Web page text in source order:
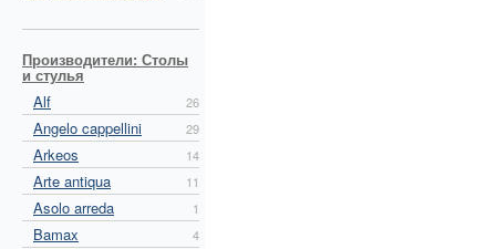
Производители: Столы
и стулья
Alf
26
Angelo cappellini 29
Arkeos 14
Arte antiqua 11
Asolo arreda 1
Bamax 4